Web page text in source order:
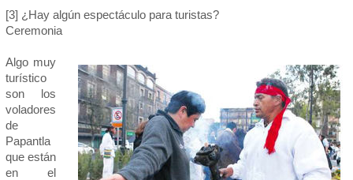
[3] ¿Hay algún espectáculo para turistas?
Ceremonia
Algo muy
turístico
son los
voladores
de
Papantla
que están
en el